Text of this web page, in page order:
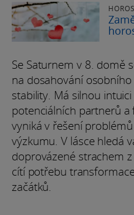
Se Saturnem v 8. domě
na dosahování
stability. Má silnou
potenciálních partnerů
vyniká v řešení
výzkumu. V lásce hledá
doprovázené strachem
cítí potřebu
začátků.